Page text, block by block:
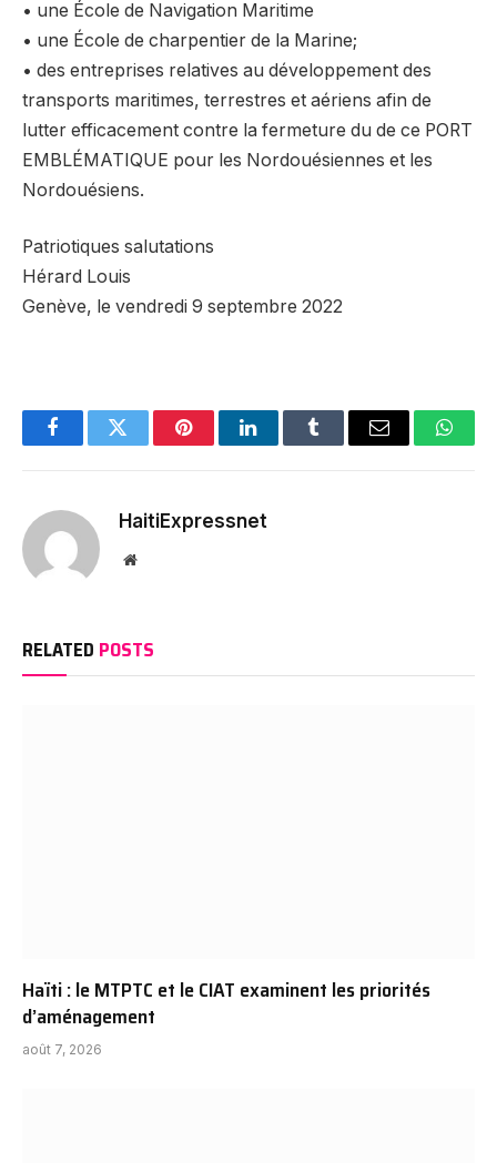
• une École de Navigation Maritime
• une École de charpentier de la Marine;
• des entreprises relatives au développement des
transports maritimes, terrestres et aériens afin de
lutter efficacement contre la fermeture du de ce PORT
EMBLÉMATIQUE pour les Nordouésiennes et les
Nordouésiens.
Patriotiques salutations
Hérard Louis
Genève, le vendredi 9 septembre 2022
FacebookTwitter PinterestLinkedInTumblr Email
HaitiExpressnet
Website
RELATED POSTS
Haïti : le MTPTC et le CIAT examinent les priorités
d’aménagement
août 7, 2026